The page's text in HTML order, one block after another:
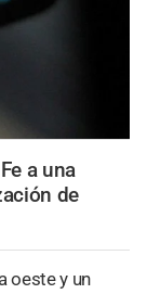
a una
de
oeste y un